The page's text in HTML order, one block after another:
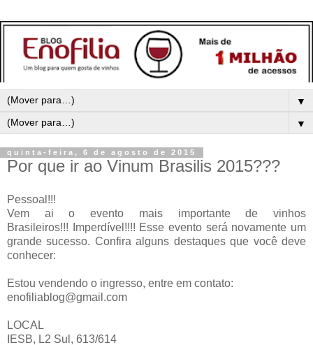
▼
▼
quinta-feira, 6 de agosto de 2015
Por que ir ao Vinum Brasilis 2015???
Pessoal!!!
Vem ai o evento mais importante de vinhos
Brasileiros!!!
Imperdível!!!! Esse evento será novamente um
grande sucesso. Confira alguns destaques que você deve
conhecer:
Estou vendendo o ingresso, entre em contato:
enofiliablog@gmail.com
LOCAL
IESB, L2 Sul, 613/614